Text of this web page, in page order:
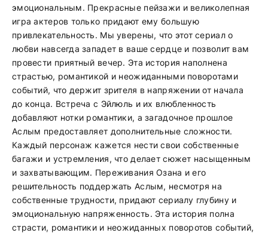
эмоциональным. Прекрасные пейзажи и великолепная
игра актеров только придают ему большую
привлекательность. Мы уверены, что этот сериал о
любви навсегда западет в ваше сердце и позволит вам
провести приятный вечер. Эта история наполнена
страстью, романтикой и неожиданными поворотами
событий, что держит зрителя в напряжении от начала
до конца. Встреча с Эйлюль и их влюбленность
добавляют нотки романтики, а загадочное прошлое
Аслым предоставляет дополнительные сложности.
Каждый персонаж кажется нести свои собственные
багажи и устремления, что делает сюжет насыщенным
и захватывающим. Переживания Озана и его
решительность поддержать Аслым, несмотря на
собственные трудности, придают сериалу глубину и
эмоциональную напряженность. Эта история полна
страсти, романтики и неожиданных поворотов событий,